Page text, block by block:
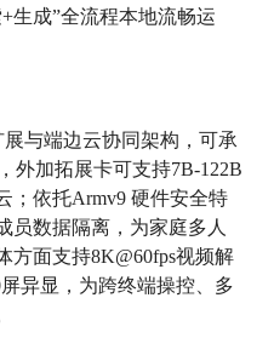
生成”全流程本地流畅运
展与端边云协同架构，可承
外加拓展卡可支持7B-122B
；依托Armv9 硬件安全特
员数据隔离，为家庭多人
方面支持8K@60fps视频解
异显，为跨终端操控、多